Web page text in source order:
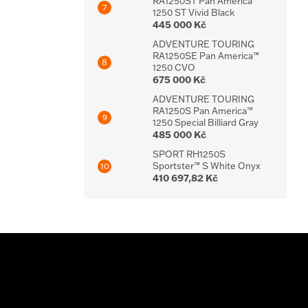
1250 ST Vivid Black
445 000 Kč
ADVENTURE TOURING
RA1250SE Pan America™
1250 CVO
675 000 Kč
ADVENTURE TOURING
RA1250S Pan America™
1250 Special Billiard Gray
485 000 Kč
SPORT RH1250S
Sportster™ S White Onyx
410 697,82 Kč